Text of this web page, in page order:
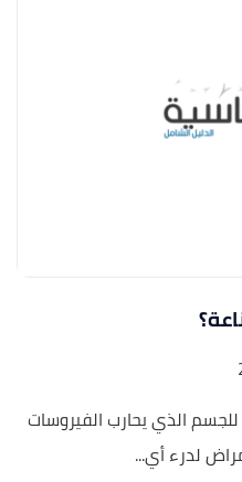
الذي يحارب الفيروسات
لدرء أي...